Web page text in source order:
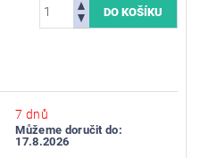
7 dnů
Můžeme doručit do:
17.8.2026